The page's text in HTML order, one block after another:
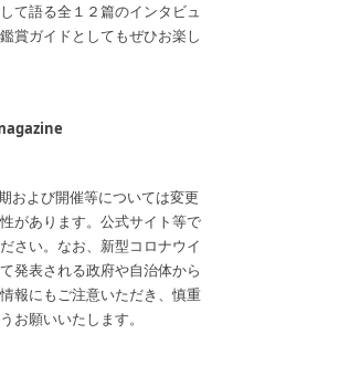
て語る全１２篇のインタビュ
賞ガイドとしてもぜひお楽し
および開催等については変更
があります。公式サイト等で
さい。なお、新型コロナウイ
発表される政府や自治体から
報にもご注意いただき、慎重
お願いいたします。